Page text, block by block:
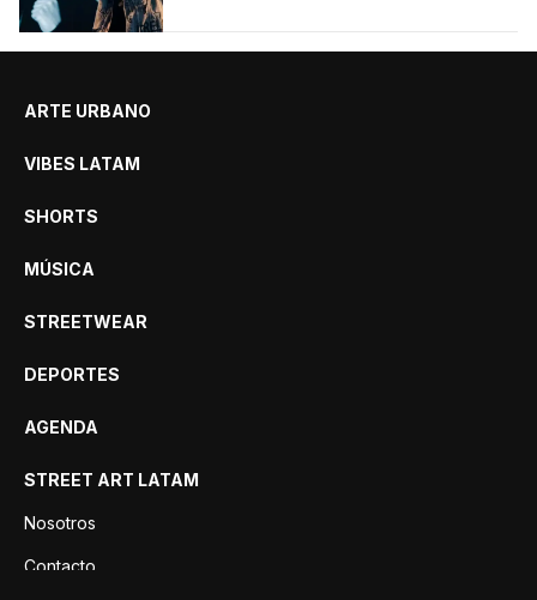
ARTE URBANO
VIBES LATAM
SHORTS
MÚSICA
STREETWEAR
DEPORTES
AGENDA
STREET ART LATAM
Nosotros
Contacto